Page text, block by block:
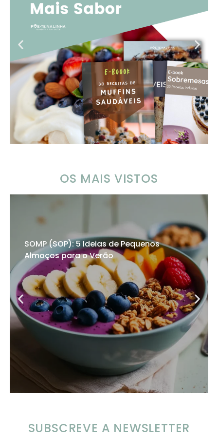
OS MAIS VISTOS
SOMP (SOP): 5 Ideias de Pequenos
Almoços para o Verão
SUBSCREVE A NEWSLETTER